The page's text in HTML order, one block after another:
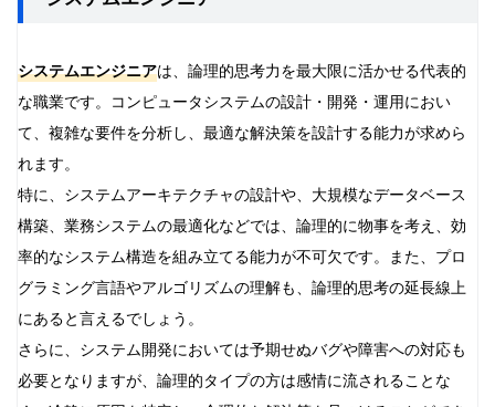
システムエンジニアは、論理的思考力を最大限に活かせる代表的
な職業です。コンピュータシステムの設計・開発・運用におい
て、複雑な要件を分析し、最適な解決策を設計する能力が求めら
れます。
特に、システムアーキテクチャの設計や、大規模なデータベース
構築、業務システムの最適化などでは、論理的に物事を考え、効
率的なシステム構造を組み立てる能力が不可欠です。また、プロ
グラミング言語やアルゴリズムの理解も、論理的思考の延長線上
にあると言えるでしょう。
さらに、システム開発においては予期せぬバグや障害への対応も
必要となりますが、論理的タイプの方は感情に流されることな